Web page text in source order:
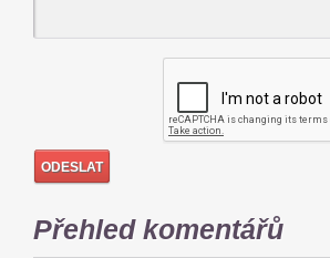
Přehled komentářů